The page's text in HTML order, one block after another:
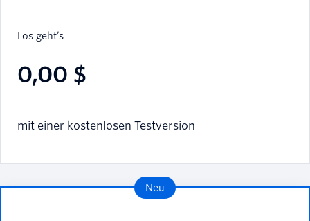
Los geht’s
0,00 $
mit einer kostenlosen Testversion
Neu